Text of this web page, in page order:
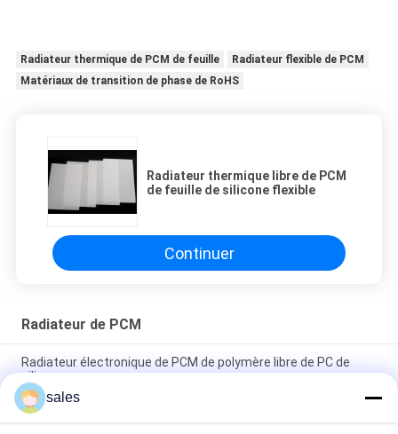
Radiateur thermique de PCM de feuille
Radiateur flexible de PCM
Matériaux de transition de phase de RoHS
Radiateur thermique libre de PCM
de feuille de silicone flexible
Continuer
Radiateur de PCM
Radiateur électronique de PCM de polymère libre de PC de
silicone
radiateur de PCM du film 0.2mm de dissipation thermique du
téléphone 5G
sales